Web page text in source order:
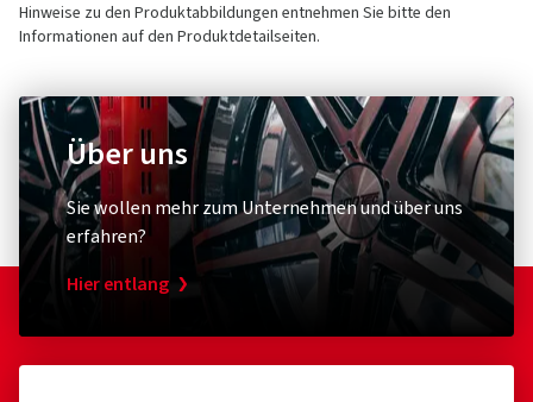
Hinweise zu den Produktabbildungen entnehmen Sie bitte den
Informationen auf den Produktdetailseiten.
Über uns
Sie wollen mehr zum Unternehmen und über uns
erfahren?
Hier entlang